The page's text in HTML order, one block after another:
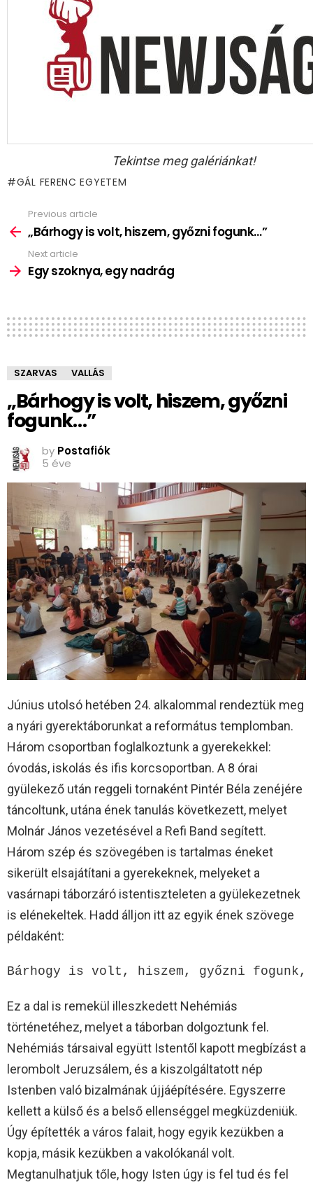
Tekintse meg galériánkat!
GÁL FERENC EGYETEM
more
Previous article
„Bárhogy is volt, hiszem, győzni fogunk…”
Next article
Egy szoknya, egy nadrág
SZARVAS VALLÁS
„Bárhogy is volt, hiszem, győzni
fogunk…”
by Postafiók
5 éve
Június utolsó hetében 24. alkalommal rendeztük meg
a nyári gyerektáborunkat a református templomban.
Három csoportban foglalkoztunk a gyerekekkel:
óvodás, iskolás és ifis korcsoportban. A 8 órai
gyülekező után reggeli tornaként Pintér Béla zenéjére
táncoltunk, utána ének tanulás következett, melyet
Molnár János vezetésével a Refi Band segített.
Három szép és szövegében is tartalmas éneket
sikerült elsajátítani a gyerekeknek, melyeket a
vasárnapi táborzáró istentiszteleten a gyülekezetnek
is elénekeltek. Hadd álljon itt az egyik ének szövege
példaként:
Bárhogy is volt, hiszem, győzni
Ez a dal is remekül illeszkedett Nehémiás
történetéhez, melyet a táborban dolgoztunk fel.
Nehémiás társaival együtt Istentől kapott megbízást a
lerombolt Jeruzsálem, és a kiszolgáltatott nép
Istenben való bizalmának újjáépítésére. Egyszerre
kellett a külső és a belső ellenséggel megküzdeniük.
Úgy építették a város falait, hogy egyik kezükben a
kopja, másik kezükben a vakolókanál volt.
Megtanulhatjuk tőle, hogy Isten úgy is fel tud és fel